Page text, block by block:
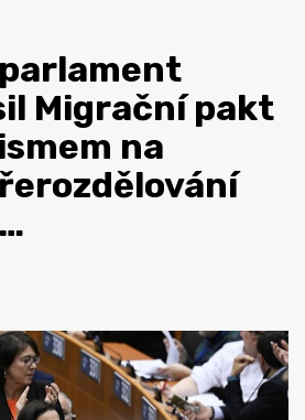
Migrační pakt
na